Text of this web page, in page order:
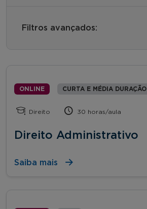
Filtros avançados:
ONLINE CURTA E MÉDIA DURAÇÃO
Direito 30 horas/aula
Direito Administrativo
Saiba mais